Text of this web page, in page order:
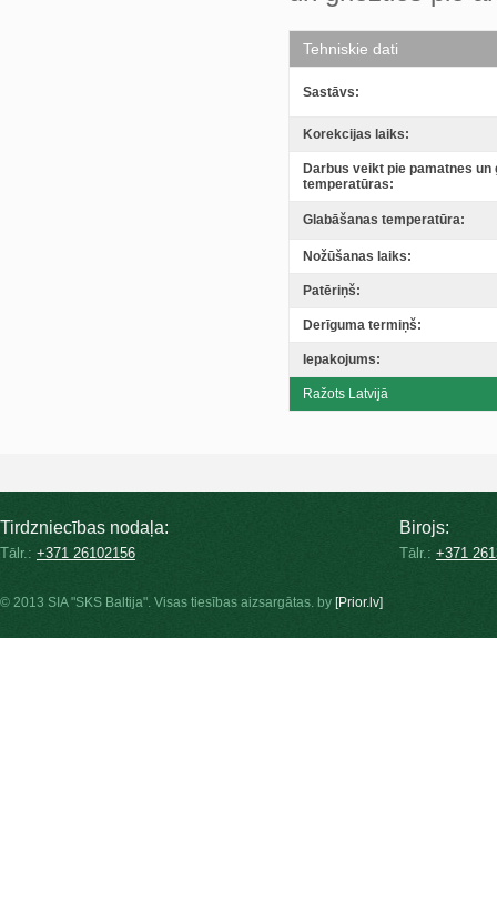
Tehniskie dati
Sastāvs:
Korekcijas laiks:
Darbus veikt pie pamatnes un
temperatūras:
Glabāšanas temperatūra:
Nožūšanas laiks:
Patēriņš:
Derīguma termiņš:
Iepakojums:
Ražots Latvijā
Tirdzniecības nodaļa:
Tālr.: +371 26102156
© 2013 SIA "SKS Baltija". Visas tiesības aizsargātas. by [Prior.lv]
Birojs:
Tālr.: +371